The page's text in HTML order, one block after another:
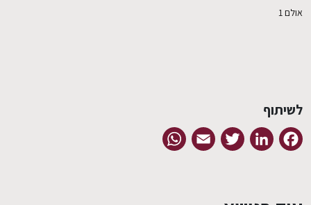
EN
קשרי תעשייה
אולם 1
לשיתוף
Facebook
LinkedIn
Twitter
Email